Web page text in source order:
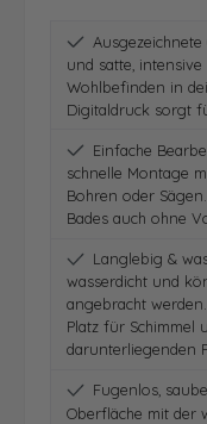
und satte,
Wohlbefinden in
Digitaldruck sorgt
Einfache
schnelle Montage
Bohren oder
Bades auch ohne
Langlebig &
wasserdicht und
angebracht
Platz für Schimmel
darunterliegenden
Fugenlos,
Oberfläche mit der